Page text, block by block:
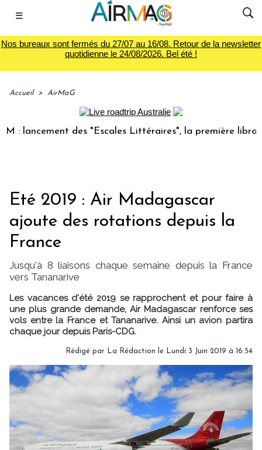
☰
Nos bureaux sont fermés du 27/07 au 16/08. Retour de la newsletter
quotidienne le 24/08/2026. Bel été !
Accueil > AirMaG
des "Escales Littéraires", la première librairie
Eté 2019 : Air Madagascar
ajoute des rotations depuis la
France
Jusqu'à 8 liaisons chaque semaine depuis la France
vers Tananarive
Les vacances d'été 2019 se rapprochent et pour faire à
une plus grande demande, Air Madagascar renforce ses
vols entre la France et Tananarive. Ainsi un avion partira
chaque jour depuis Paris-CDG.
Rédigé par La Rédaction le Lundi 3 Juin 2019 à 16:54